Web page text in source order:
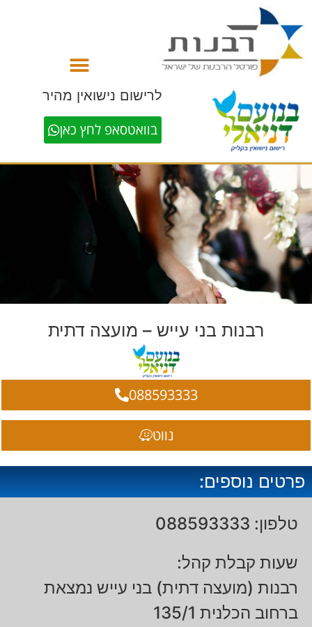
לרישום נישואין מהיר
בוואטסאפ לחץ כאן
רבנות בני עייש – מועצה דתית
088593333
נווט
פרטים נוספים:
טלפון: 088593333
שעות קבלת קהל:
רבנות (מועצה דתית) בני עייש נמצאת
ברחוב הכלנית 135/1